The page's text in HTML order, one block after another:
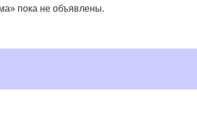
пока не объявлены.